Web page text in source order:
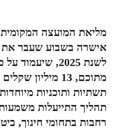
מליאת המועצה
אישרה בשבוע שעבר את
מתוכם, 13 מיליון
תשתיות ותוכניות
תהליך התייעלות
רחבות בתחומי חינוך,